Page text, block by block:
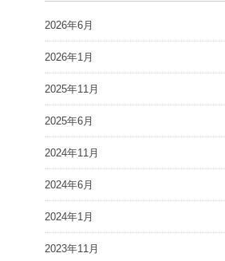
2026年6月
2026年1月
2025年11月
2025年6月
2024年11月
2024年6月
2024年1月
2023年11月